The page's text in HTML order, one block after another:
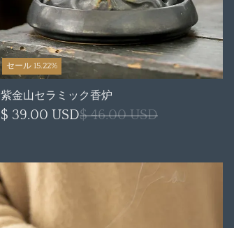
セール 15.22%
紫金山セラミック香炉
$ 39.00 USD$ 46.00 USD